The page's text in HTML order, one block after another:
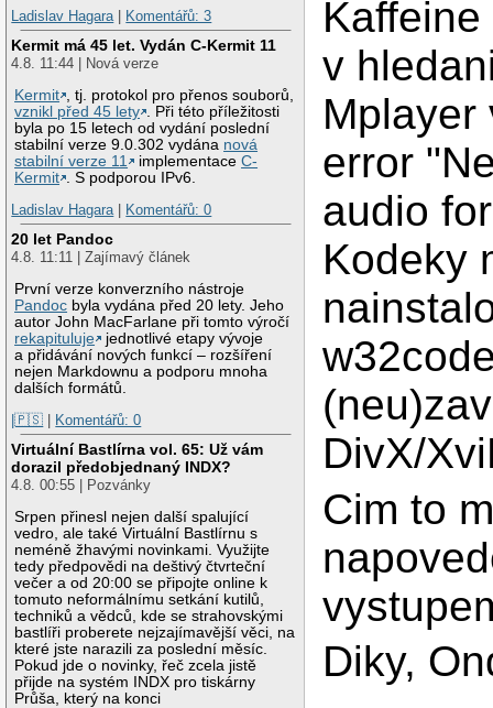
Ladislav Hagara| Komentářů: 3
Kermit má 45 let. Vydán C-Kermit 11
4.8. 11:44 | Nová verze
Kermit
, tj. protokol pro přenos souborů,
vznikl před 45 lety
. Při této příležitosti
byla po 15 letech od vydání poslední
stabilní verze 9.0.302 vydána nová
stabilní verze 11
implementaceC-
Kermit
. S podporou IPv6.
Ladislav Hagara| Komentářů: 0
20 let Pandoc
4.8. 11:11 | Zajímavý článek
První verze konverzního nástroje
Pandoc byla vydána před 20 lety. Jeho
autor John MacFarlane při tomto výročí
rekapituluje
jednotlivé etapy vývoje
a přidávání nových funkcí – rozšíření
nejen Markdownu a podporu mnoha
dalších formátů.
|🇵🇸
Komentářů: 0
Virtuální Bastlírna vol. 65: Už vám
dorazil předobjednaný INDX?
4.8. 00:55 | Pozvánky
Srpen přinesl nejen další spalující
vedro, ale také Virtuální Bastlírnu s
neméně žhavými novinkami. Využijte
tedy předpovědi na deštivý čtvrteční
večer a od 20:00 se připojte online k
tomuto neformálnímu setkání kutilů,
techniků a vědců, kde se strahovskými
bastlíři proberete nejzajímavější věci, na
které jste narazili za poslední měsíc.
Pokud jde o novinky, řeč zcela jistě
přijde na systém INDX pro tiskárny
Průša, který na konci
v
Mplayer
error
audio
Kodeky
DivX/
Cim to
Diky,